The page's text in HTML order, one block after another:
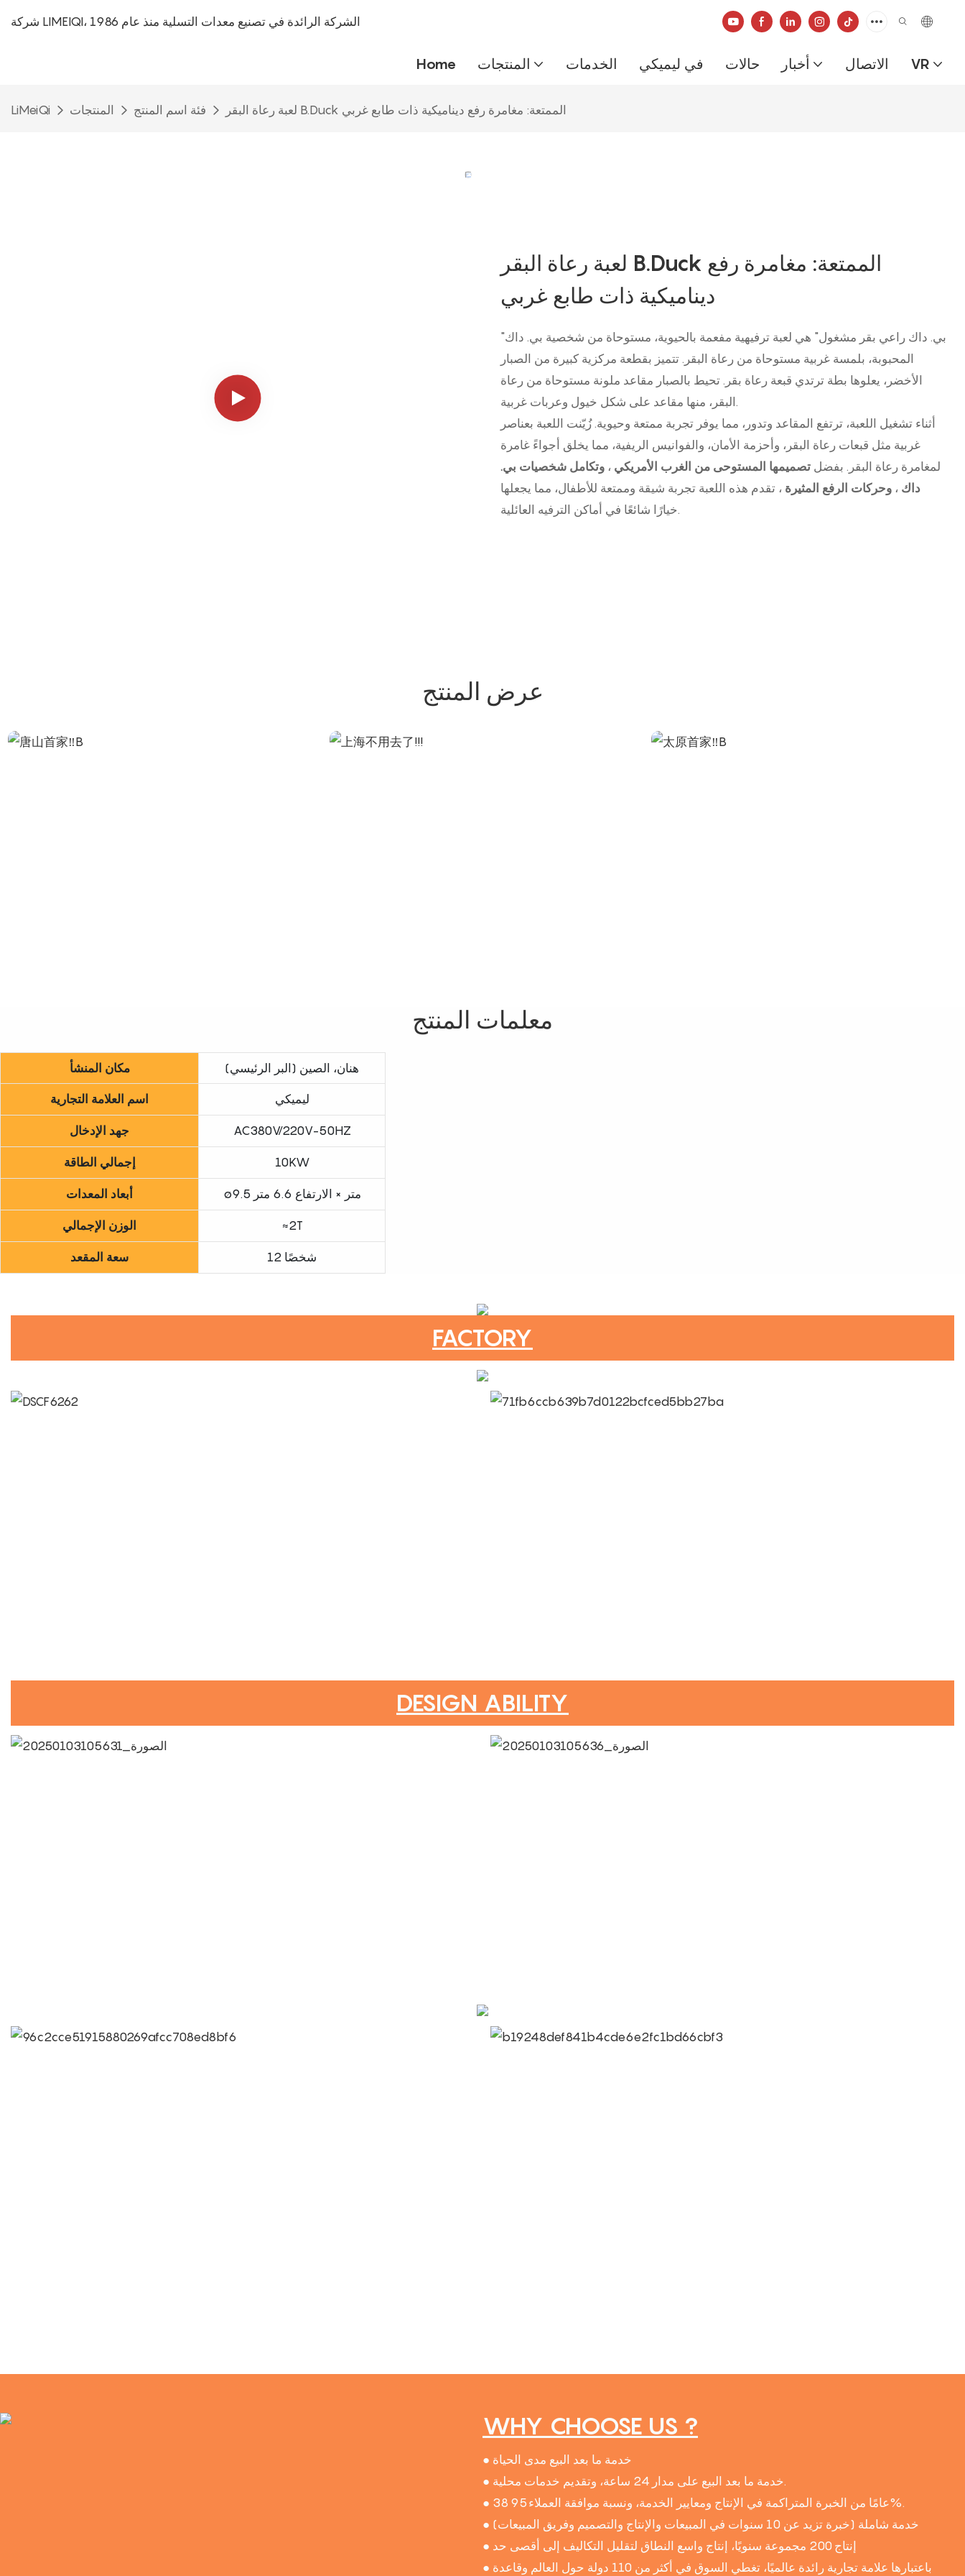
شركة LIMEIQI، الشركة الرائدة في تصنيع معدات التسلية منذ عام 1986
Home المنتجات الخدمات في ليميكي حالات أخبار الاتصال VR
LiMeiQi المنتجات فئة اسم المنتج لعبة رعاة البقر B.Duck الممتعة: مغامرة رفع ديناميكية ذات طابع غربي
لعبة رعاة البقر B.Duck الممتعة: مغامرة رفع
ديناميكية ذات طابع غربي
"بي. داك راعي بقر مشغول" هي لعبة ترفيهية مفعمة بالحيوية، مستوحاة من شخصية بي. داك
المحبوبة، بلمسة غربية مستوحاة من رعاة البقر. تتميز بقطعة مركزية كبيرة من الصبار
الأخضر، يعلوها بطة ترتدي قبعة رعاة بقر. تحيط بالصبار مقاعد ملونة مستوحاة من رعاة
البقر، منها مقاعد على شكل خيول وعربات غربية.
أثناء تشغيل اللعبة، ترتفع المقاعد وتدور، مما يوفر تجربة ممتعة وحيوية. زُيّنت اللعبة بعناصر
غربية مثل قبعات رعاة البقر، وأحزمة الأمان، والفوانيس الريفية، مما يخلق أجواءً غامرة
لمغامرة رعاة البقر. بفضل تصميمها المستوحى من الغرب الأمريكي ، وتكامل شخصيات بي.
داك ، وحركات الرفع المثيرة ، تقدم هذه اللعبة تجربة شيقة وممتعة للأطفال، مما يجعلها
خيارًا شائعًا في أماكن الترفيه العائلية.
عرض المنتج
معلمات المنتج
مكان المنشأ هنان، الصين (البر الرئيسي)
اسم العلامة التجارية ليميكي
جهد الإدخال AC380V/220V-50HZ
إجمالي الطاقة 10KW
أبعاد المعدات ø9.5 متر × الارتفاع 6.6 متر
الوزن الإجمالي ≈2T
سعة المقعد 12 شخصًا
FACTORY
DESIGN ABILITY
WHY CHOOSE US ?
● خدمة ما بعد البيع مدى الحياة
● خدمة ما بعد البيع على مدار 24 ساعة، وتقديم خدمات محلية.
● 38 عامًا من الخبرة المتراكمة في الإنتاج ومعايير الخدمة، ونسبة موافقة العملاء 95%.
● خدمة شاملة (خبرة تزيد عن 10 سنوات في المبيعات والإنتاج والتصميم وفريق المبيعات)
● إنتاج 200 مجموعة سنويًا، إنتاج واسع النطاق لتقليل التكاليف إلى أقصى حد
● باعتبارها علامة تجارية رائدة عالميًا، تغطي السوق في أكثر من 110 دولة حول العالم وقاعدة